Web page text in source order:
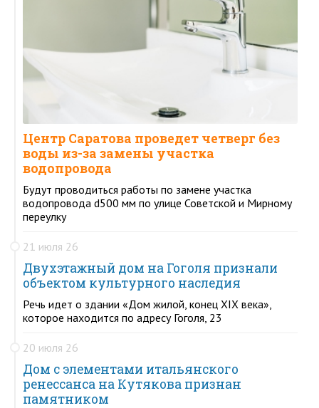
Центр Саратова проведет четверг без
воды из-за замены участка
водопровода
Будут проводиться работы по замене участка
водопровода d500 мм по улице Советской и Мирному
переулку
21 июля 26
Двухэтажный дом на Гоголя признали
объектом культурного наследия
Речь идет о здании «Дом жилой, конец XIX века»,
которое находится по адресу Гоголя, 23
20 июля 26
Дом с элементами итальянского
ренессанса на Кутякова признан
памятником